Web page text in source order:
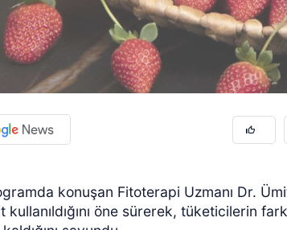
konuşan Fitoterapi Uzmanı Dr.
kullanıldığını öne sürerek, tüketicilerin